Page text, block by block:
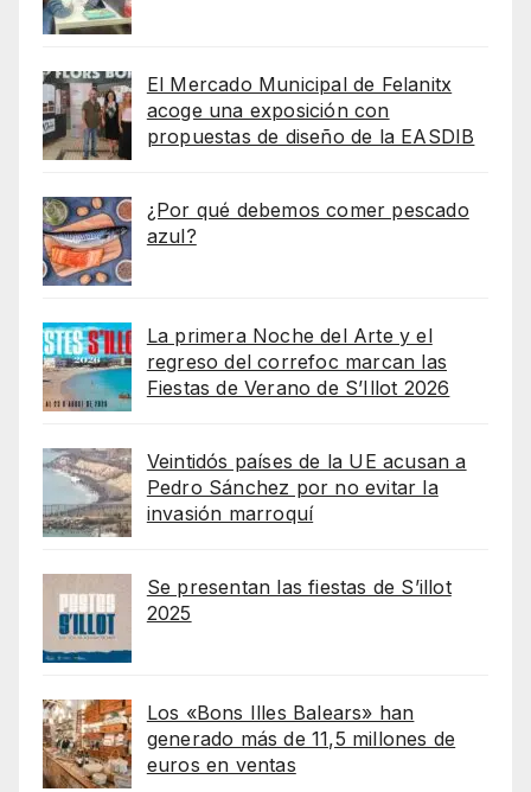
El Mercado Municipal de Felanitx
acoge una exposición con
propuestas de diseño de la EASDIB
¿Por qué debemos comer pescado
azul?
La primera Noche del Arte y el
regreso del correfoc marcan las
Fiestas de Verano de S’Illot 2026
Veintidós países de la UE acusan a
Pedro Sánchez por no evitar la
invasión marroquí
Se presentan las fiestas de S’illot
2025
Los «Bons Illes Balears» han
generado más de 11,5 millones de
euros en ventas